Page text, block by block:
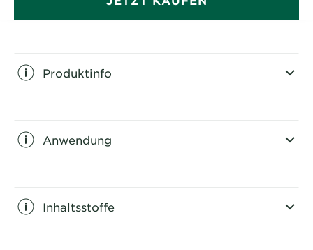
Produktinfo
Anwendung
Inhaltsstoffe